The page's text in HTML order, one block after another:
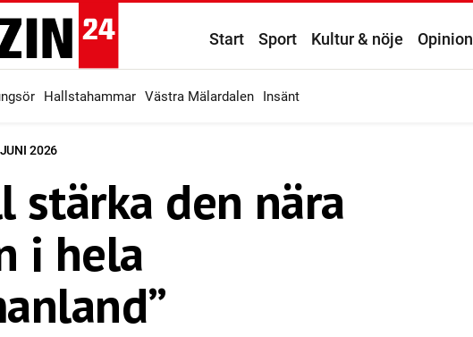
Start Sport Kultur & nöje Opinion
Hallstahammar Västra Mälardalen Insänt
2026
stärka den nära
i hela